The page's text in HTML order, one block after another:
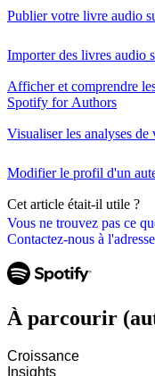
Vous ne trouvez pas ce
Contactez-nous à
Publier votre livre audio
Importer des livres audio
Afficher et comprendre
Spotify for Authors
Visualiser les analyses
Modifier le profil d'un
Cet article était-il utile ?
À parcourir
Croissance
Insights